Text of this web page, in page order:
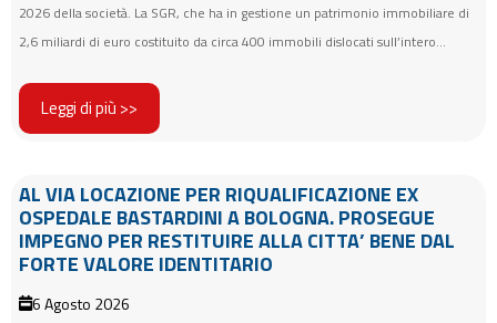
2026 della società. La SGR, che ha in gestione un patrimonio immobiliare di
2,6 miliardi di euro costituito da circa 400 immobili dislocati sull’intero...
Leggi di più >>
AL VIA LOCAZIONE PER RIQUALIFICAZIONE EX
OSPEDALE BASTARDINI A BOLOGNA. PROSEGUE
IMPEGNO PER RESTITUIRE ALLA CITTA’ BENE DAL
FORTE VALORE IDENTITARIO
6 Agosto 2026